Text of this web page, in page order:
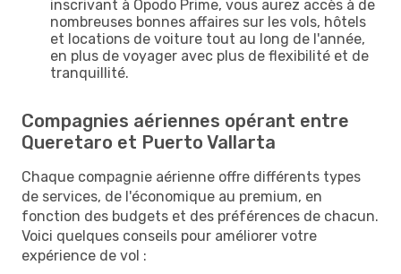
inscrivant à Opodo Prime, vous aurez accès à de
nombreuses bonnes affaires sur les vols, hôtels
et locations de voiture tout au long de l'année,
en plus de voyager avec plus de flexibilité et de
tranquillité.
Compagnies aériennes opérant entre
Queretaro et Puerto Vallarta
Chaque compagnie aérienne offre différents types
de services, de l'économique au premium, en
fonction des budgets et des préférences de chacun.
Voici quelques conseils pour améliorer votre
expérience de vol :